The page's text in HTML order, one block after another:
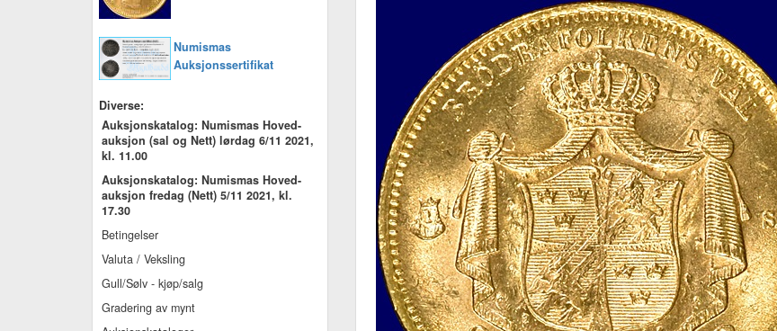
Numismas
Auksjonssertifikat
Diverse:
Auksjonskatalog: Numismas Hoved-
auksjon (sal og Nett) lørdag 6/11 2021,
kl. 11.00
Auksjonskatalog: Numismas Hoved-
auksjon fredag (Nett) 5/11 2021, kl.
17.30
Betingelser
Valuta / Veksling
Gull/Sølv - kjøp/salg
Gradering av mynt